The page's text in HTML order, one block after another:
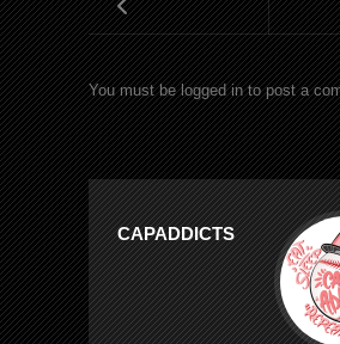
You must be logged in to post a
CAPADDICTS